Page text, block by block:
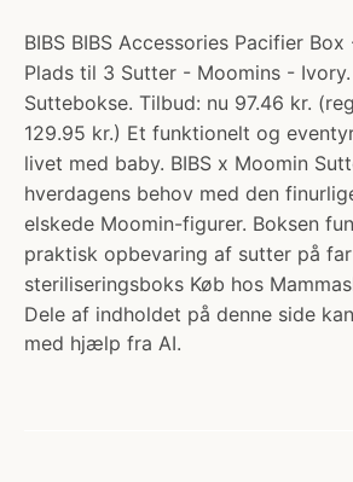
BIBS BIBS Accessories Pacifier
Plads til 3 Sutter - Moomins -
Suttebokse. Tilbud: nu 97.46 kr.
129.95 kr.) Et funktionelt og
livet med baby. BIBS x Moomin
hverdagens behov med den
elskede Moomin-figurer. Boksen
praktisk opbevaring af sutter på
steriliseringsboks Køb hos
Dele af indholdet på denne side
med hjælp fra AI.